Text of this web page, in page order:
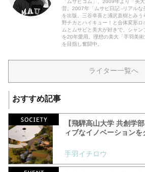
「ムサビコム」、2009年より「美
営。2007年「ムサビ日記 -リアルな
を出版。三谷幸喜と浦沢直樹とみう
野チカとハイキュー！と合体変形ロ
ムとムサビと美大が好きで、シャン
を20年愛用。理想の美大「手羽美
を目指し奮闘中。
ライター一覧へ
おすすめ記事
【飛騨高山大学 共創学
ィブなイノベーションを
手羽イチロウ